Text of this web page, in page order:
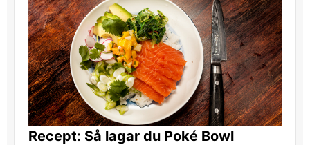
Recept: Så lagar du Poké Bowl